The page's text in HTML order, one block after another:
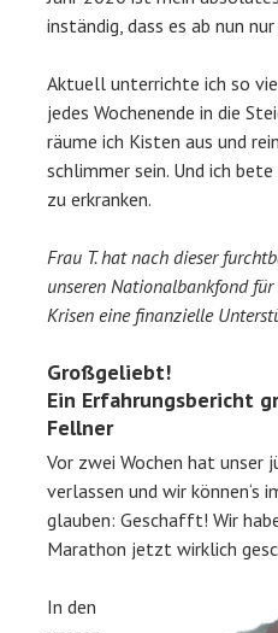
inständig, dass es ab nun
Aktuell unterrichte ich so
jedes Wochenende in die
räume ich Kisten aus und
schlimmer sein. Und ich
zu erkranken.
Frau T. hat nach dieser
unseren Nationalbankfond für
Krisen eine finanzielle
Großgeliebt!
Ein Erfahrungsbericht
Fellner
Vor zwei Wochen hat unser
verlassen und wir können‘s
glauben: Geschafft! Wir
Marathon jetzt wirklich
In den